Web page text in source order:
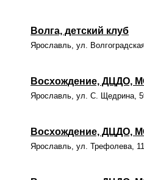
Волга, детский клуб
Ярославль, ул.
Восхождение, ДЦДО,
Ярославль, ул. С. Щедрина,
Восхождение, ДЦДО,
Ярославль, ул. Трефолева,